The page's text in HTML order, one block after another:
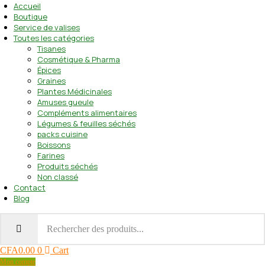
Accueil
Boutique
Service de valises
Toutes les catégories
Tisanes
Cosmétique & Pharma
Épices
Graines
Plantes Médicinales
Amuses gueule
Compléments alimentaires
Légumes & feuilles séchés
packs cuisine
Boissons
Farines
Produits séchés
Non classé
Contact
Blog
CFA0.00 0 Cart
Mon compte